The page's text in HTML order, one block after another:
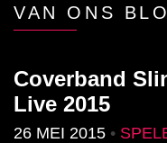
VAN ONS
Coverband
Live 2015
26 MEI 2015 •